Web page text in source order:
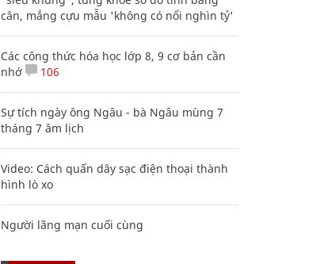
cân, mắng cựu mẫu 'không có nổi nghìn tỷ'
Các công thức hóa học lớp 8, 9 cơ bản cần
nhớ
106
Sự tích ngày ông Ngâu - bà Ngâu mùng 7
tháng 7 âm lịch
Video: Cách quấn dây sạc điện thoại thành
hình lò xo
Người lãng mạn cuối cùng